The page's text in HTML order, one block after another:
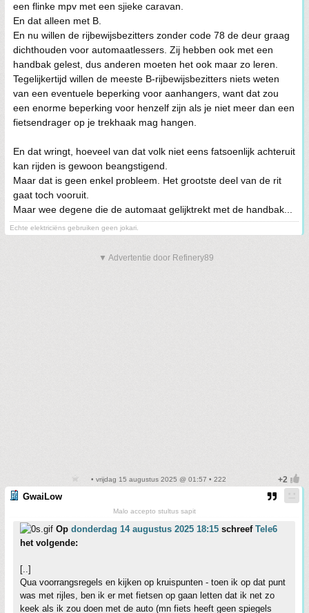
een flinke mpv met een sjieke caravan.
En dat alleen met B.
En nu willen de rijbewijsbezitters zonder code 78 de deur graag
dichthouden voor automaatlessers. Zij hebben ook met een
handbak gelest, dus anderen moeten het ook maar zo leren.
Tegelijkertijd willen de meeste B-rijbewijsbezitters niets weten
van een eventuele beperking voor aanhangers, want dat zou
een enorme beperking voor henzelf zijn als je niet meer dan een
fietsendrager op je trekhaak mag hangen.
En dat wringt, hoeveel van dat volk niet eens fatsoenlijk achteruit
kan rijden is gewoon beangstigend.
Maar dat is geen enkel probleem. Het grootste deel van de rit
gaat toch vooruit.
Maar wee degene die de automaat gelijktrekt met de handbak...
Echte elektriciëns gebruiken geen jokari.
▼ Advertentie door Refinery89
• vrijdag 15 augustus 2025 @ 01:57 • 222
GwaiLow
Malo accepto stultus sapit
Op donderdag 14 augustus 2025 18:15 schreef Tele6
het volgende:
[..]
Qua voorrangsregels en kijken op kruispunten - toen ik op dat punt
was met rijles, ben ik er met fietsen op gaan letten dat ik net zo
keek als ik zou doen met de auto (mn fiets heeft geen spiegels